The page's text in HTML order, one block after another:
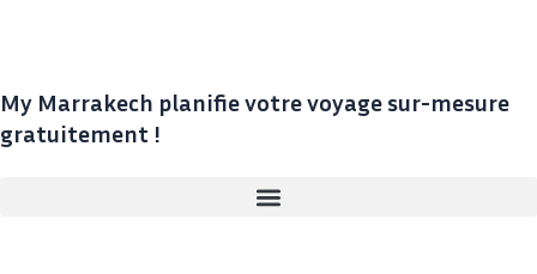
My Marrakech planifievotre voyage sur-mesure
gratuitement !